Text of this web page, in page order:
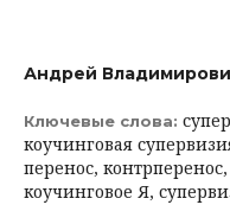
Андрей
Ключевые слова:
коучинговая
перенос,
коучинговое Я,